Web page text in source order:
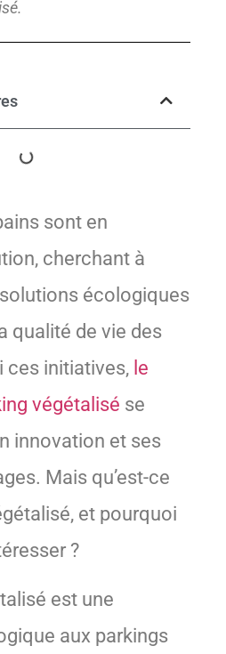
sont en
cherchant à
écologiques
qualité de vie des
ces initiatives, le
végétalisé se
innovation et ses
Mais qu’est-ce
et pourquoi
?
est une
aux parkings